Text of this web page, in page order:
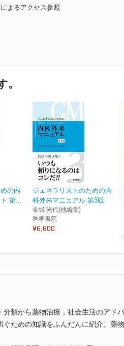
よるアクセス参照
。
の内
第...
ジェネラリストのための内
科外来マニュアル 第3版
金城 光代(他編集)
医学書院
¥6,600
類から薬物治療，社会生活のアドバ
ための知識をふんだんに紹介。薬